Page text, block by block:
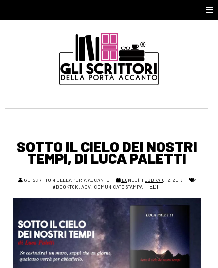
≡
SOTTO IL CIELO DEI NOSTRI
TEMPI, DI LUCA PALETTI
GLI SCRITTORI DELLA PORTA ACCANTO
LUNEDÌ, FEBBRAIO 12, 2018
#BOOKTOK, ADV, COMUNICATO STAMPA EDIT